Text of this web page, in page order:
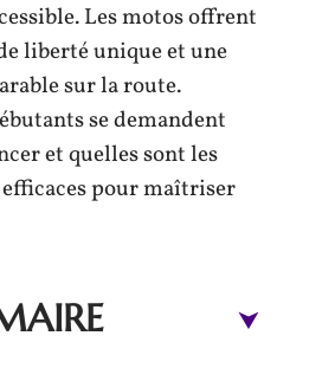
Les motos offrent
liberté unique et une
sur la route.
se demandent
et quelles sont les
pour maîtriser